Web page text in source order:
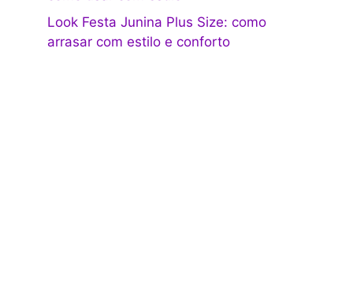
Look Festa Junina Plus Size: como
arrasar com estilo e conforto